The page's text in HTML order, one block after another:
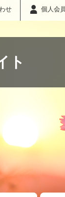
せ 個人会
ト